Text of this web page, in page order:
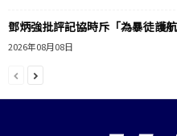
鄧炳強批評記協時斥「為暴徒護
2026年08月08日